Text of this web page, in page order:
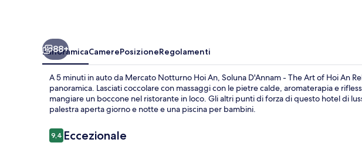
88+
PanoramicaCamerePosizioneRegolamenti
A 5 minuti in auto da Mercato Notturno Hoi An, Soluna D'Annam - The Art of Hoi An
panoramica. Lasciati coccolare con massaggi con le pietre calde, aromaterapia e
mangiare un boccone nel ristorante in loco. Gli altri punti di forza di questo hotel di
palestra aperta giorno e notte e una piscina per bambini.
Recensioni
9,49,4 su 10
Eccezionale